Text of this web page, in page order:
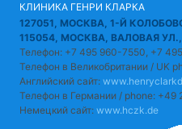
КЛИНИКА ГЕНРИ КЛАРКА
127051, МОСКВА, 1-Й
115054, МОСКВА, ВАЛОВАЯ УЛ.,
Телефон: +7 495 960-7550, +7
Телефон в Великобритании / UK
Английский сайт:
Телефон в Германии / phone: +49
Немецкий сайт: www.hczk.de